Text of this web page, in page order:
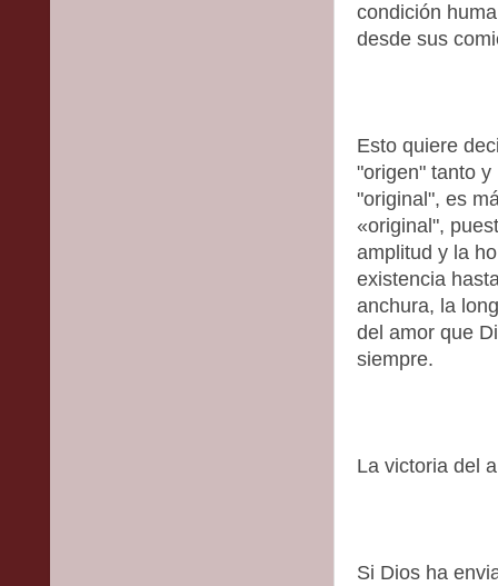
condición
desde sus
Esto quiere
"origen" tanto y
"original", es
«original",
amplitud y la
existencia
anchura, la
del amor que
siempre.
La victoria del
Si Dios ha